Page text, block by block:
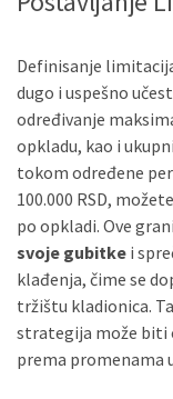
Definisanje
dugo i uspešno
određivanje
opkladu, kao i
tokom određene
100.000 RSD,
po opkladi. Ove
svoje gubitke i
klađenja, čime se
tržištu kladionica.
strategija može biti
prema promenama